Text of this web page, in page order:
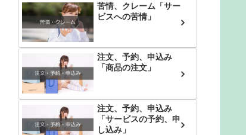
苦情、クレーム「サー
ビスへの苦情」
注文、予約、申込み
「商品の注文」
注文、予約、申込み
「サービスの予約、申
し込み」